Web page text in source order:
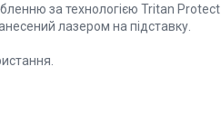
за технологією Tritan Protect
лазером на підставку.